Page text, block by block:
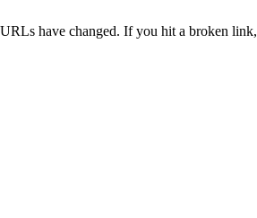
have changed. If you hit a broken link,